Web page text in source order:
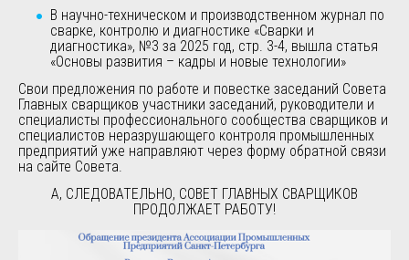
В научно-техническом и производственном журнал по
сварке, контролю и диагностике «Сварки и
диагностика», №3 за 2025 год, стр. 3-4, вышла статья
«Основы развития – кадры и новые технологии»
Свои предложения по работе и повестке заседаний Совета
Главных сварщиков участники заседаний, руководители и
специалисты профессионального сообщества сварщиков и
специалистов неразрушающего контроля промышленных
предприятий уже направляют через форму обратной связи
на сайте Совета.
А, СЛЕДОВАТЕЛЬНО, СОВЕТ ГЛАВНЫХ СВАРЩИКОВ
ПРОДОЛЖАЕТ РАБОТУ!